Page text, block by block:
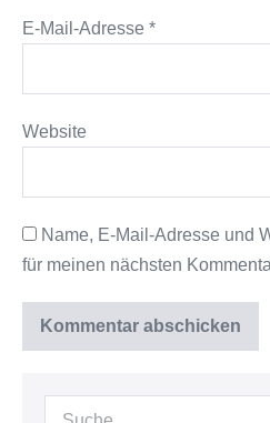
E-Mail-Adresse *
Website
Name, E-Mail-Adresse und
für meinen nächsten